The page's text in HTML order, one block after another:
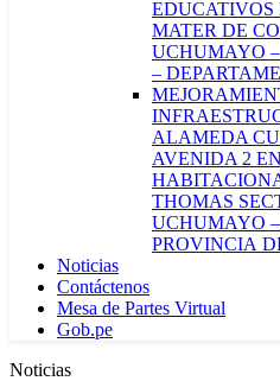
EDUCATIVOS
MATER DE
UCHUMAYO
–
ALAMEDA
AVENIDA 2
THOMAS
UCHUMAYO –
PROVINCIA
Noticias
Contáctenos
Mesa de Partes Virtual
Gob.pe
Noticias